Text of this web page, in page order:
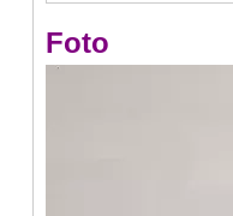
Foto